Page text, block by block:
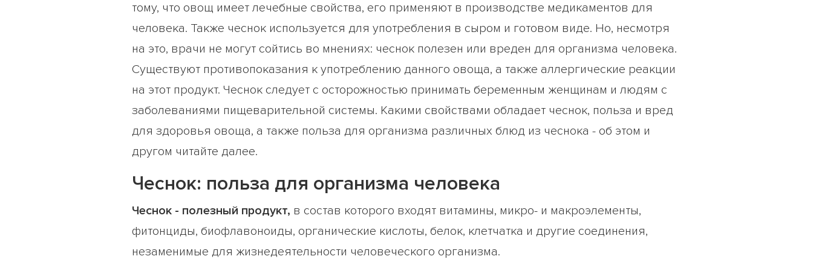
тому, что овощ имеет лечебные свойства, его применяют в производстве медикаментов для
человека. Также чеснок используется для употребления в сыром и готовом виде. Но, несмотря
на это, врачи не могут сойтись во мнениях: чеснок полезен или вреден для организма человека.
Существуют противопоказания к употреблению данного овоща, а также аллергические реакции
на этот продукт. Чеснок следует с осторожностью принимать беременным женщинам и людям с
заболеваниями пищеварительной системы. Какими свойствами обладает чеснок, польза и вред
для здоровья овоща, а также польза для организма различных блюд из чеснока - об этом и
другом читайте далее.
Чеснок: польза для организма человека
Чеснок - полезный продукт, в состав которого входят витамины, микро- и макроэлементы,
фитонциды, биофлавоноиды, органические кислоты, белок, клетчатка и другие соединения,
незаменимые для жизнедеятельности человеческого организма.